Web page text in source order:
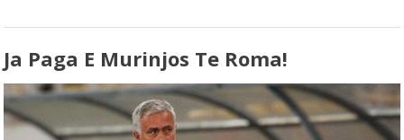
Ja Paga E Murinjos Te Roma!